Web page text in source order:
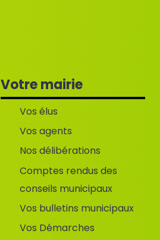
Votre mairie
Vos élus
Vos agents
Nos délibérations
Comptes rendus des
conseils municipaux
Vos bulletins municipaux
Vos Démarches